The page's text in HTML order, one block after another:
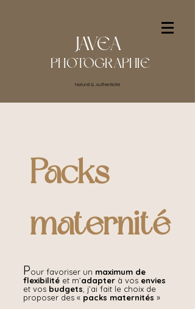
JAVEA
PHOTOGRAPHIE
Naturel & Authenticité
Packs
maternité
Pour favoriser un maximum de
flexibilité et m’adapter à vos envies
et vos budgets , j’ai fait le choix de
proposer des « packs maternités »